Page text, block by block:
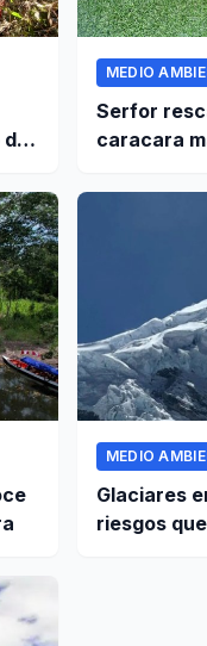
MEDIO
Serfor
caracara
MEDIO
Glaciares
riesgos